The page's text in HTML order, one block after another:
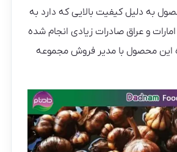
به دلیل کیفیت بالایی که دارد به
و عراق صادرات زیادی انجام شده
این محصول با مدیر فروش مجموعه